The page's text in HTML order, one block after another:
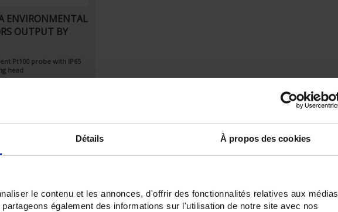
Détails À propos des cookies
le contenu et les annonces, d'offrir des fonctionnalités relatives aux médias
également des informations sur l'utilisation de notre site avec nos
ENVIRONMENTAL
OUTPUT BY
Pt100 probe with IP65
head
Set Descending Direction 1 item(s)